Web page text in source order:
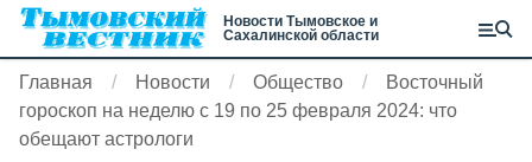
Новости Тымовское и
Сахалинской области
Главная Новости Общество
Восточный
гороскоп на неделю с 19 по 25 февраля 2024: что
обещают астрологи